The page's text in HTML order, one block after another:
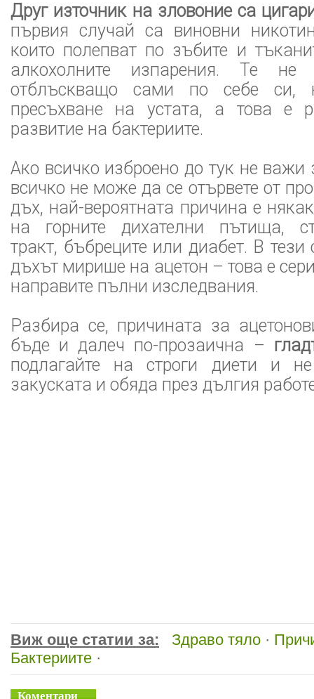
Друг източник на зловоние са
първия случай са виновни
които полепват по зъбите и
алкохолните изпарения. Те
отблъскващо сами по себе
пресъхване на устата, а това е
развитие на бактериите.
Ако всичко изброено до тук не важи
всичко не може да се отървете от
дъх, най-вероятната причина е
на горните дихателни пътища,
тракт, бъбреците или диабет. В тези
дъхът мирише на ацетон – това е
направите пълни изследвания.
Разбира се, причината за
бъде и далеч по-прозаична –
подлагайте на строги диети и не
закуската и обяда през дългия
Виж още статии за: Здраво тяло ·
Бактериите ·
Коментари